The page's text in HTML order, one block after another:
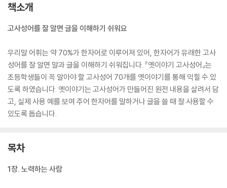
책소개
고사성어를 잘 알면 글을 이해하기 쉬워요
우리말 어휘는 약 70%가 한자어로 이루어져 있어, 한자어가 유래한 고사
성어를 잘 알면 말과 글을 이해하기 쉬워집니다. 『옛이야기 고사성어』는
초등학생들이 꼭 알아야 할 고사성어 70개를 옛이야기를 통해 익힐 수 있
도록 하였습니다. 옛이야기는 고사성어가 만들어진 원전 내용을 살려서 담
고, 실제 사용 예를 보여 주어 한자어를 말하거나 글을 쓸 때 잘 사용할 수
있도록 돕습니다.
목차
1장. 노력하는 사람